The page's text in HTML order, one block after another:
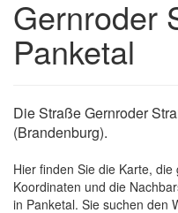
Gernroder
Panketal
Die Straße Gernroder
(Brandenburg).
Hier finden Sie die Karte,
Koordinaten und die
in Panketal. Sie suchen den